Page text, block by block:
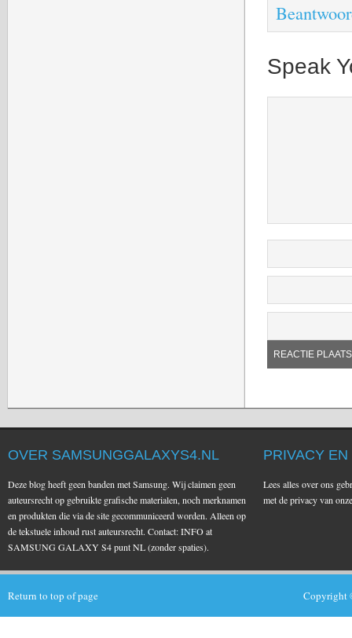
Speak
OVER SAMSUNGGALAXYS4.NL
Deze blog heeft geen banden met Samsung. Wij claimen geen
auteursrecht op gebruikte grafische materialen, noch merknamen
en produkten die via de site gecommuniceerd worden. Alleen op
de tekstuele inhoud rust auteursrecht. Contact: INFO at
SAMSUNG GALAXY S4 punt NL (zonder spaties).
PRIVACY
Lees alles over ons
met de privacy van
Return to top of page Copyright